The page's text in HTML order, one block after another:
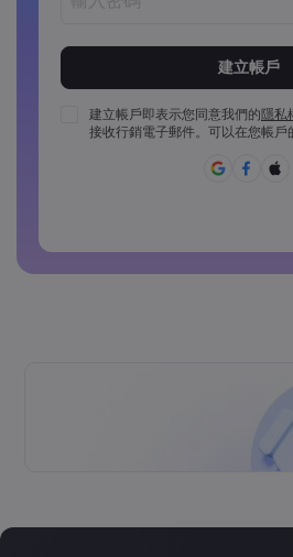
密碼長度必須介於 8 到 15 個字元之間
密碼必須包含至少 1 個大寫字元
密碼必須包含至少 1 個小寫字元
密碼必須包含 ~!@#£%^&*()_-
建立帳戶即表示您同意我們的隱私
接收行銷電子郵件。可以在您帳戶